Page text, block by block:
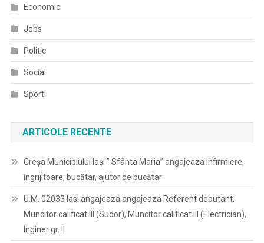
Economic
Jobs
Politic
Social
Sport
ARTICOLE RECENTE
Creșa Municipiului Iași ” Sfânta Maria” angajeaza infirmiere,
îngrijitoare, bucătar, ajutor de bucătar
U.M. 02033 Iasi angajeaza angajeaza Referent debutant,
Muncitor calificat III (Sudor), Muncitor calificat III (Electrician),
Inginer gr. II